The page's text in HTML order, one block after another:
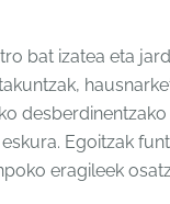
bat izatea eta
Egoitzak
eragileek